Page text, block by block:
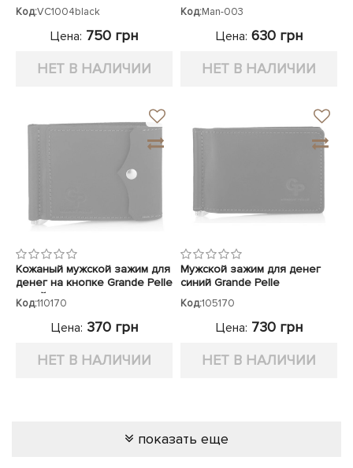
Код:VC1004black
Цена: 750 грн
НЕТ В НАЛИЧИИ
Код:Man-003
Цена: 630 грн
НЕТ В НАЛИЧИИ
Кожаный мужской зажим для
денег на кнопке Grande Pelle
синий
Код:110170
Цена: 370 грн
НЕТ В НАЛИЧИИ
Мужской зажим для денег
синий Grande Pelle
Код:105170
Цена: 730 грн
НЕТ В НАЛИЧИИ
показать еще